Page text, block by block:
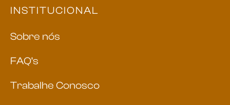
INSTITUCIONAL
Sobre nós
FAQ’s
Trabalhe Conosco